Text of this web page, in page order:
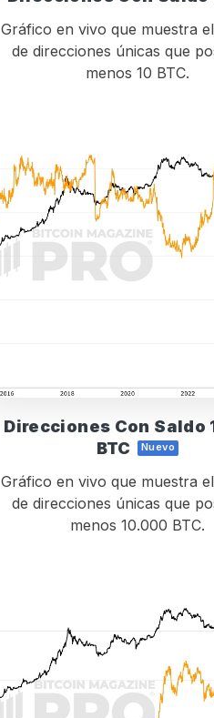
Gráfico en vivo que muestra
de direcciones únicas que
menos 10 BTC.
Direcciones Con Saldo
BTC
Nuevo
Gráfico en vivo que muestra
de direcciones únicas que
menos 10.000 BTC.